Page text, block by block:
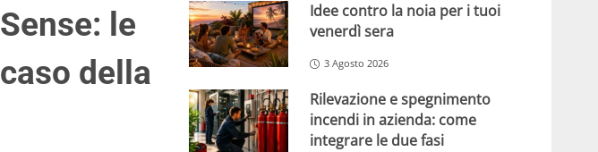
le
della
Idee contro la noia per i tuoi
venerdì sera
3 Agosto 2026
Rilevazione e spegnimento
incendi in azienda: come
integrare le due fasi